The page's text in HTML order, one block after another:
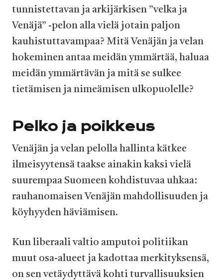
tunnistettavan ja arkijärkisen ”velka ja
Venäjä” -pelon alla vielä jotain paljon
kauhistuttavampaa? Mitä Venäjän ja velan
hokeminen antaa meidän ymmärtää, haluaa
meidän ymmärtävän ja mitä se sulkee
tietämisen ja nimeämisen ulkopuolelle?
Pelko ja poikkeus
Venäjän ja velan pelolla hallinta kätkee
ilmeisyytensä taakse ainakin kaksi vielä
suurempaa Suomeen kohdistuvaa uhkaa:
rauhanomaisen Venäjän mahdollisuuden ja
köyhyyden häviämisen.
Kun liberaali valtio amputoi politiikan
muut osa-alueet ja kadottaa merkityksensä,
on sen vetäydyttävä kohti turvallisuuksien